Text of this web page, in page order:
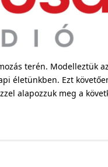
terén. Modelleztük az
életünkben. Ezt
alapozzuk meg a